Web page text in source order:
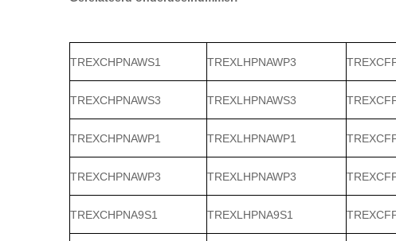
TREXCHPNAWS1 TREXLHPNAWP3
TREXCHPNAWS3 TREXLHPNAWS3
TREXCHPNAWP1 TREXLHPNAWP1
TREXCHPNAWP3 TREXLHPNAWP3
TREXCHPNA9S1 TREXLHPNA9S1